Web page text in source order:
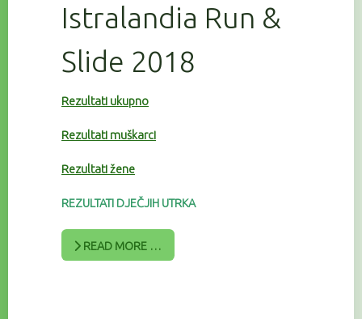
Istralandia Run &
Slide 2018
Rezultati ukupno
Rezultati muškarci
Rezultati žene
REZULTATI DJEČJIH UTRKA
READ MORE …